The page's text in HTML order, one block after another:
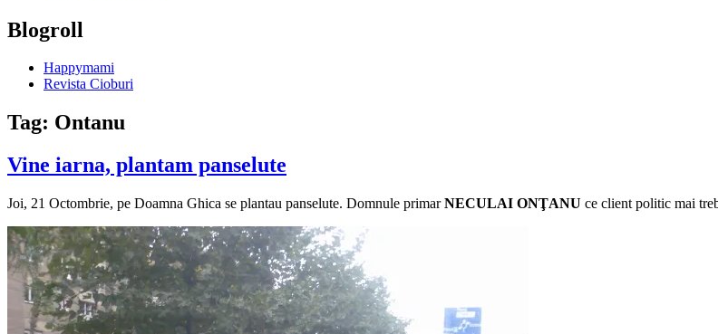
Blogroll
Happymami
Revista Cioburi
Tag: Ontanu
Vine iarna, plantam panselute
Joi, 21 Octombrie, pe Doamna Ghica se plantau panselute. Domnule primarNECULAI ONŢANU ce client politic mai